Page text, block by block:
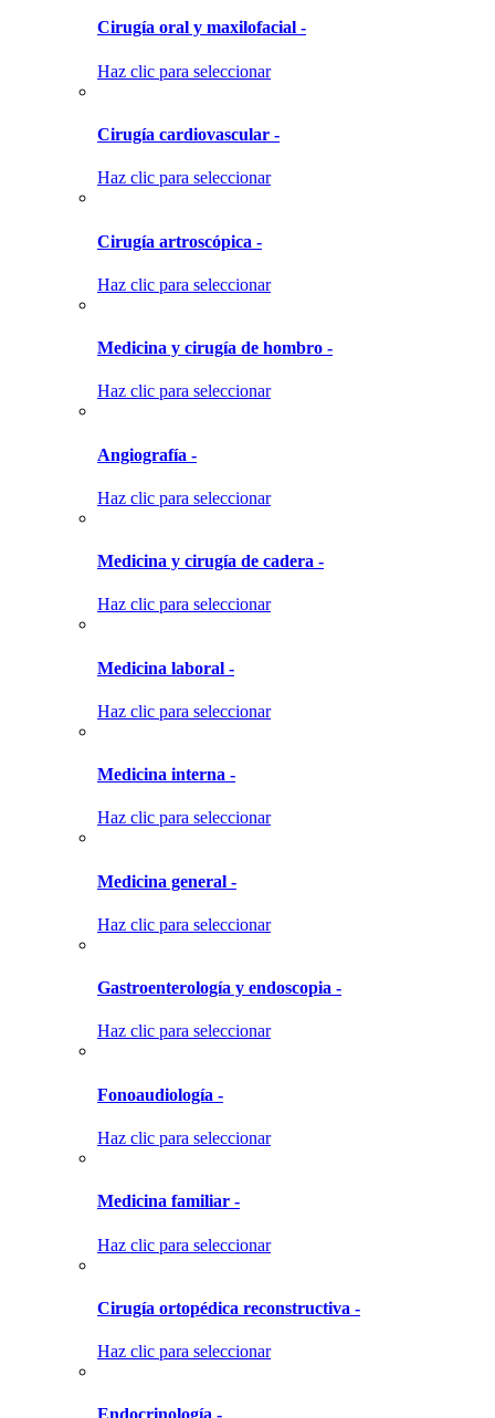
Cirugía oral y maxilofacial -
Haz clic para seleccionar
Cirugía cardiovascular -
Haz clic para seleccionar
Cirugía artroscópica -
Haz clic para seleccionar
Medicina y cirugía de hombro -
Haz clic para seleccionar
Angiografía -
Haz clic para seleccionar
Medicina y cirugía de cadera -
Haz clic para seleccionar
Medicina laboral -
Haz clic para seleccionar
Medicina interna -
Haz clic para seleccionar
Medicina general -
Haz clic para seleccionar
Gastroenterología y endoscopia -
Haz clic para seleccionar
Fonoaudiología -
Haz clic para seleccionar
Medicina familiar -
Haz clic para seleccionar
Cirugía ortopédica reconstructiva -
Haz clic para seleccionar